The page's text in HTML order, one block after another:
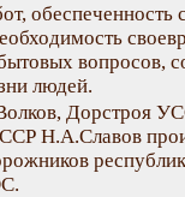
обеспеченность
вопросов,
людей.
Дорстроя
Н.А.Славов